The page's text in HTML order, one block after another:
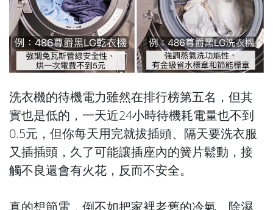
洗衣機的待機電力雖然在排行榜第五名，但其
實也是低的，一天近24小時待機耗電量也不到
0.5元，但你每天用完就拔插頭、隔天要洗衣服
又插插頭，久了可能讓插座內的簧片鬆動，接
觸不良還會有火花，反而不安全。